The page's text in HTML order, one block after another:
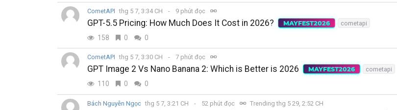
CometAPI thg 5 7, 3:34 CH 9 phút đọc
GPT-5.5 Pricing: How Much Does It Cost in 2026? MAYFEST2026 cometapi
158 0 0
CometAPI thg 5 7, 3:30 CH 7 phút đọc
GPT Image 2 Vs Nano Banana 2: Which is Better is 2026 MAYFEST2026 cometapi
110 0 0
Bách Nguyễn Ngọc thg 5 7, 3:21 CH 52 phút đọc Trending thg 5 29, 2:52 CH